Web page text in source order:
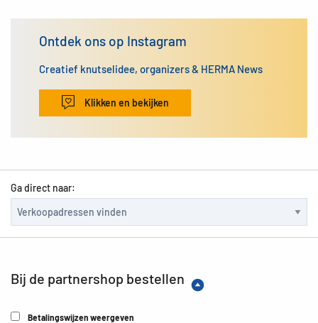
Ontdek ons op Instagram
Creatief knutselidee, organizers & HERMA News
Klikken en bekijken
Ga direct naar:
Bij de partnershop bestellen
Betalingswijzen weergeven